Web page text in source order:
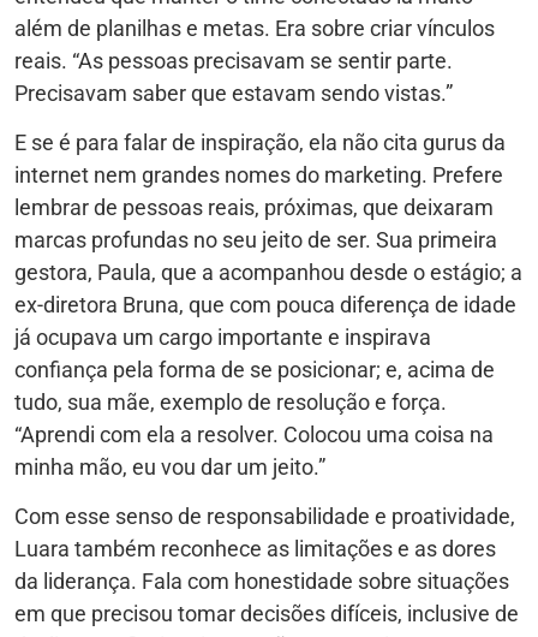
além de planilhas e metas. Era sobre criar vínculos
reais. “As pessoas precisavam se sentir parte.
Precisavam saber que estavam sendo vistas.”
E se é para falar de inspiração, ela não cita gurus da
internet nem grandes nomes do marketing. Prefere
lembrar de pessoas reais, próximas, que deixaram
marcas profundas no seu jeito de ser. Sua primeira
gestora, Paula, que a acompanhou desde o estágio; a
ex-diretora Bruna, que com pouca diferença de idade
já ocupava um cargo importante e inspirava
confiança pela forma de se posicionar; e, acima de
tudo, sua mãe, exemplo de resolução e força.
“Aprendi com ela a resolver. Colocou uma coisa na
minha mão, eu vou dar um jeito.”
Com esse senso de responsabilidade e proatividade,
Luara também reconhece as limitações e as dores
da liderança. Fala com honestidade sobre situações
em que precisou tomar decisões difíceis, inclusive de